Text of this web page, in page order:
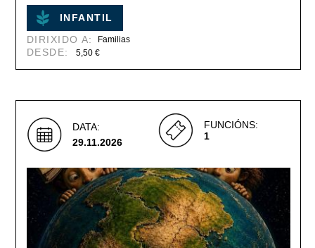
INFANTIL
DIRIXIDO A:
Familias
DESDE: 5,50 €
DATA:
29.11.2026
FUNCIÓNS:
1